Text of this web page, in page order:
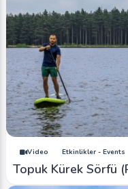
Image Şelaleler -
Düzce Konutlar -
Ahmet Bozdemir
Video Etkinlikler - Events
Topuk Kürek Sörfü